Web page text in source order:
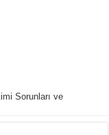
Sorunları ve